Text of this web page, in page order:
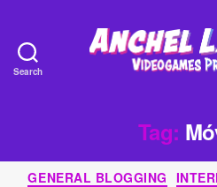
Search
-
Tag:
GENERAL BLOGGING